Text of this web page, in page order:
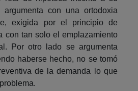
con una ortodoxia
exigida por el principio de
con tan solo el emplazamiento
Por otro lado se argumenta
haberse hecho, no se tomó
de la demanda lo que